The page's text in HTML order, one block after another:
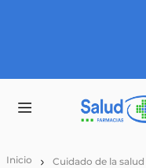
Cuidado de la salud